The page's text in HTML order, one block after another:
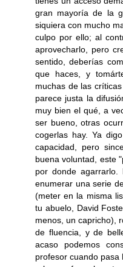
gran mayoría de la
siquiera con mucho
culpo por ello; al
aprovecharlo, pero
sentido, deberías
que haces, y
muchas de las
parece justa la
muy bien el qué, a
ser bueno, otras
cogerlas hay. Ya
capacidad, pero
buena voluntad, este
por donde
enumerar una serie
(meter en la misma
tu abuelo, David
menos, un capricho),
de fluencia, y de
acaso podemos
profesor cuando pasa